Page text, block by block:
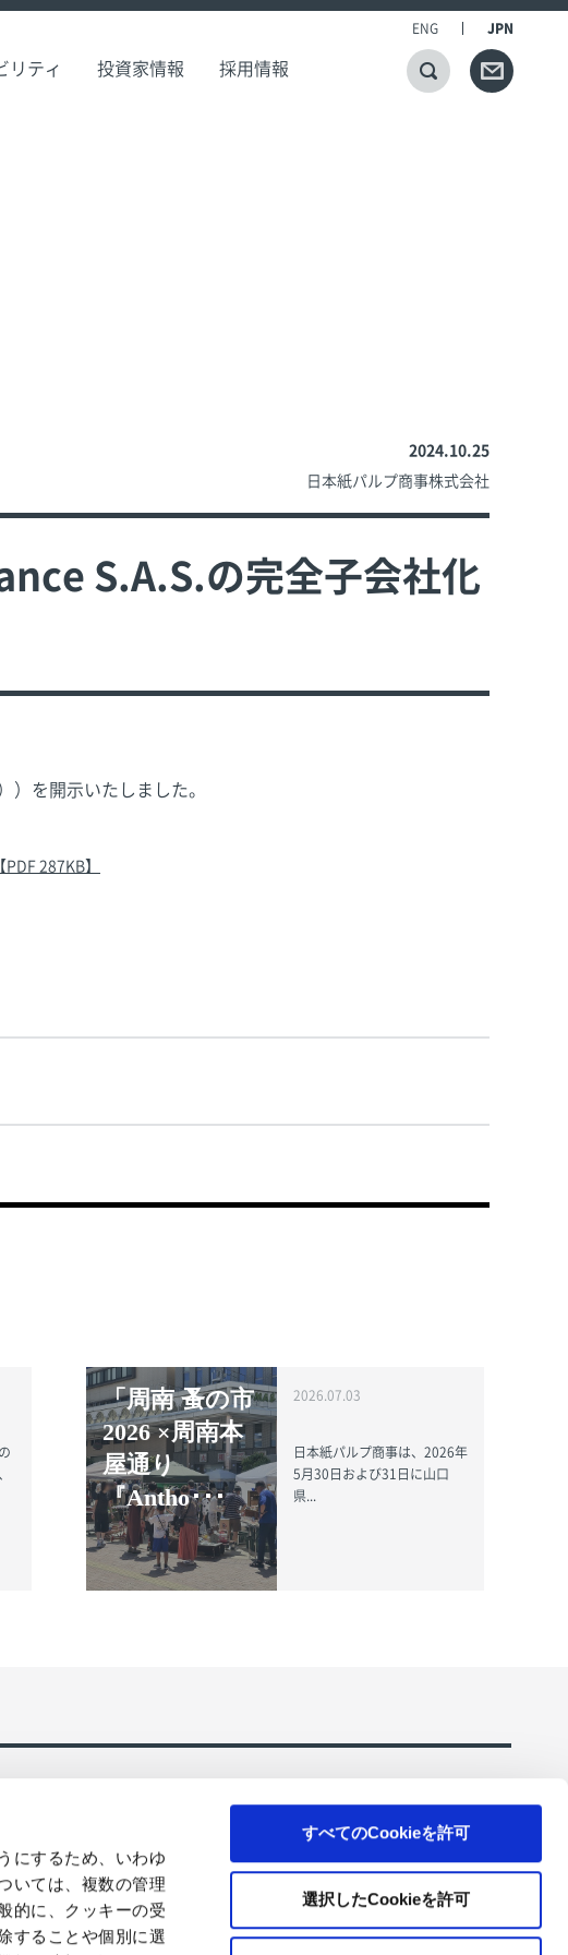
にするため、いわゆ
いては、複数の管理
的に、クッキーの受
することや個別に選
すべてのCookieを許可
選択したCookieを許可
リティ 投資家情報 採用情報
ENG JPN
2024.10.25
日本紙パルプ商事株式会社
S.A.S.の完全子会社化
）を開示いたしました。
287KB】
「周南 蚤の市
2026 ×周南本
屋通り
『Antho･･･
2026.07.03
日本紙パルプ商事は、2026年
5月30日および31日に山口
県...
るソリューションのご
コアレックスの環境にやさしいトイレットペーパ